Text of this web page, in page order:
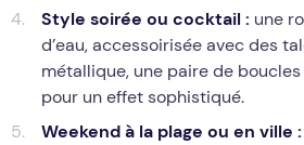
Style soirée ou cocktail : une
d’eau, accessoirisée avec des
métallique, une paire de
pour un effet sophistiqué.
Weekend à la plage ou en ville :